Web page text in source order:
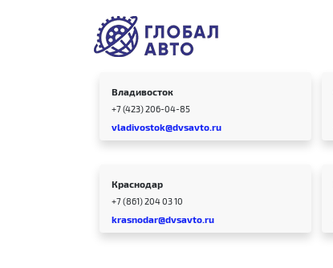
Владивосток
+7 (423) 206-04-85
vladivostok@dvsavto.ru
Краснодар
+7 (861) 204 03 10
krasnodar@dvsavto.ru